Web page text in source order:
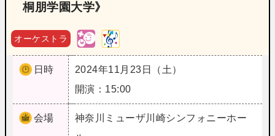
桐朋学園大学》
オーケストラ
日時
2024年11月23日（土）
開演：15:00
会場 神奈川
ミューザ川崎シンフォニーホー